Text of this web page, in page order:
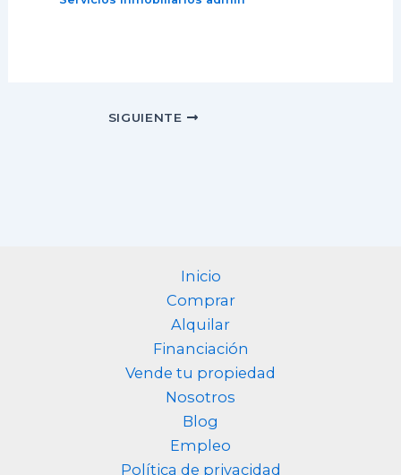
SIGUIENTE
Inicio
Comprar
Alquilar
Financiación
Vende tu propiedad
Nosotros
Blog
Empleo
Política de privacidad